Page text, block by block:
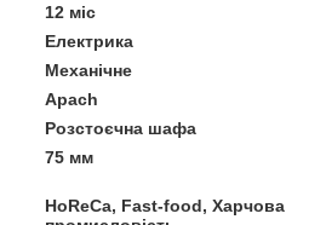
12 міс
Електрика
Механічне
Apach
Розстоєчна шафа
75 мм
HoReCa, Fast-food, Харчова